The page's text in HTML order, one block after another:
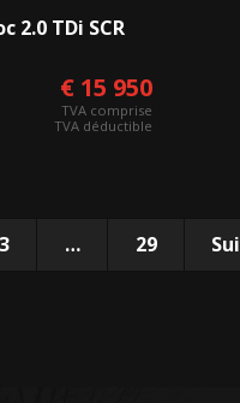
2.0 TDi SCR
€ 15 950
TVA comprise
TVA déductible
3 … 29